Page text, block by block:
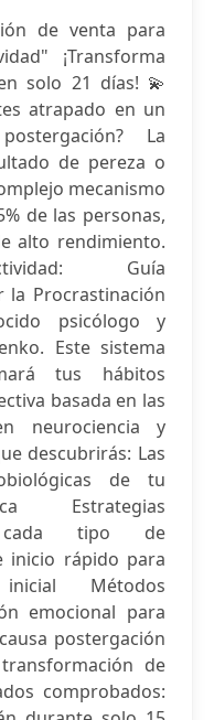
de venta para
¡Transforma
solo 21 días! 💫
atrapado en un
La
de pereza o
mecanismo
de las personas,
alto rendimiento.
Guía
la Procrastinación
psicólogo y
Este sistema
tus hábitos
basada en las
neurociencia y
descubrirás: Las
de tu
Estrategias
cada tipo de
inicio rápido para
Métodos
emocional para
postergación
de
comprobados: